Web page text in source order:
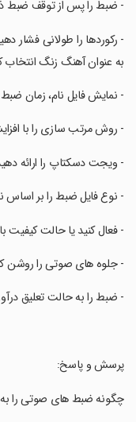
‏- ضبط را پس از توقف ضبط
‏- رکوردها را طولانی فشار
به عنوان آهنگ زنگ انتخاب
‏- نمایش فایل نام، زمان
‏- روش مرتب سازی را با
‏- ویجت دسکتاپ را ارائه
‏- نوع فایل ضبط را بر اساس
‏- فعال کنید یا حالت کیفیت
‏- جلوه های صوتی را روشن
‏- ضبط را به حالت تعلیق
‏پرسش و پاسخ:
‏چگونه ضبط های صوتی را به